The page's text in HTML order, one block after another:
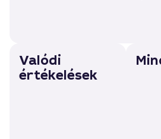
Valódi
értékelések